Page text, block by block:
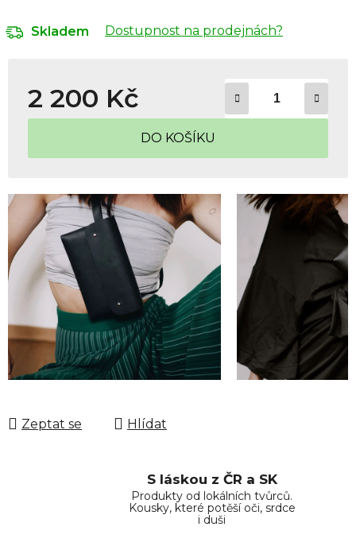
Skladem Dostupnost na prodejnách?
2 200 Kč
Měrná cena:
DO KOŠÍKU
Zeptat se Hlídat
S láskou z ČR a SK
Produkty od lokálních tvůrců.
Kousky, které potěší oči, srdce
i duši